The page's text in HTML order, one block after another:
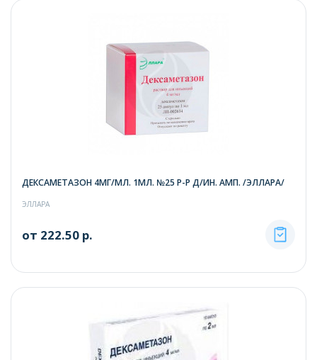
ДЕКСАМЕТАЗОН 4МГ/МЛ. 1МЛ. №25 Р-Р Д/ИН. АМП. /ЭЛЛАРА/
ЭЛЛАРА
от 222.50 р.